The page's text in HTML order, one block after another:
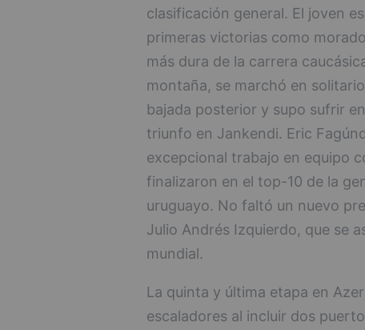
clasificación general. El joven
primeras victorias como
más dura de la carrera
montaña, se marchó en
bajada posterior y supo sufrir
triunfo en Jankendi. Eric
excepcional trabajo en equipo
finalizaron en el top-10 de la
uruguayo. No faltó un nuevo
Julio Andrés Izquierdo, que se
mundial.
La quinta y última etapa en
escaladores al incluir dos